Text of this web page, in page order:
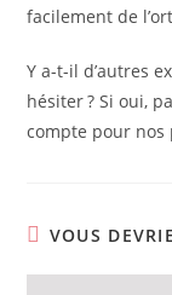
facilement de
Y a-t-il d’autres
hésiter ? Si oui,
compte pour nos
VOUS